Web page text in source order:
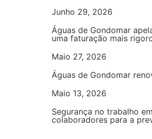
Junho 29, 2026
Águas de Gondomar
uma faturação mais
Maio 27, 2026
Águas de Gondomar
Maio 13, 2026
Segurança no trabalho
colaboradores para a